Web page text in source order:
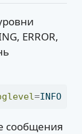
ERROR,
=INFO
сообщения